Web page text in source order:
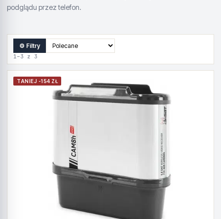
podglądu przez telefon.
⚙ Filtry
1–3 z 3
TANIEJ -154 ZŁ